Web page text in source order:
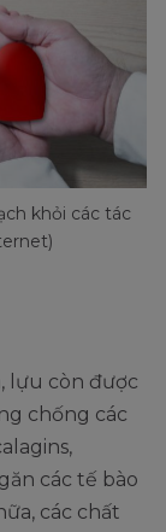
khỏi các tác
lựu còn được
chống các
các tế bào
các chất